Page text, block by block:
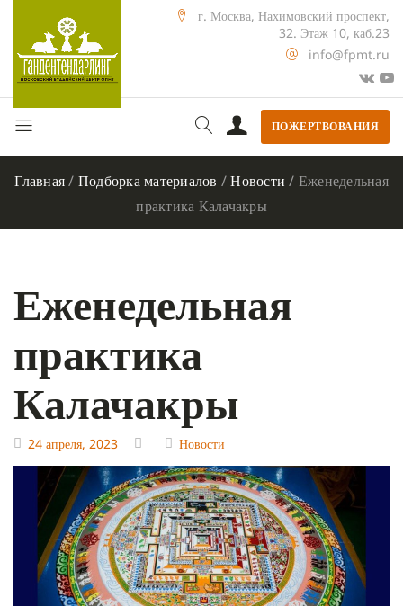
г. Москва, Нахимовский проспект,
32. Этаж 10, каб.23
info@fpmt.ru
ПОЖЕРТВОВАНИЯ
Главная/ Подборка материалов /Новости / Еженедельная
практика Калачакры
Еженедельная
практика
Калачакры
24 апреля, 2023 Новости